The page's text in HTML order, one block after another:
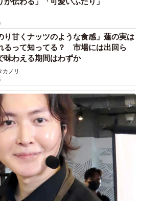
り甘くナッツのような食感」蓮の実は
るって知ってる？ 市場には出回ら
味わえる期間はわずか
カノリ